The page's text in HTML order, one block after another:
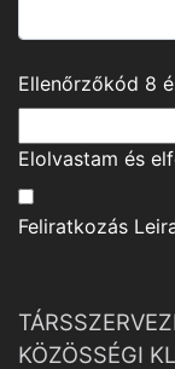
Ellenőrzőkód 8
Elolvastam és
Feliratkozás
KÖZÖSSÉGI